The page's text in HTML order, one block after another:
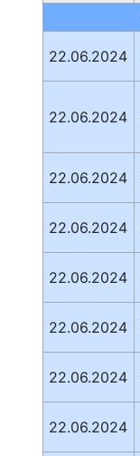
22.06.2024
22.06.2024
22.06.2024
22.06.2024
22.06.2024
22.06.2024
22.06.2024
22.06.2024